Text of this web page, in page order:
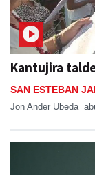
Kantujira
SAN ESTEBAN
Jon Ander Ubeda